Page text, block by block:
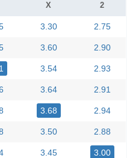
X 2
3.30 2.75
3.60 2.90
3.54 2.93
3.64 2.91
3.68 2.94
3.50 2.88
3.45 3.00